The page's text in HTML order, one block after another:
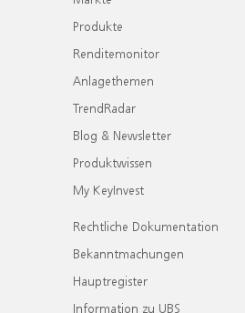
Produkte
Renditemonitor
Anlagethemen
TrendRadar
Blog & Newsletter
Produktwissen
My KeyInvest
Rechtliche Dokumentation
Bekanntmachungen
Hauptregister
Information zu UBS